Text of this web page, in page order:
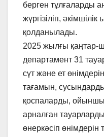
берген тұлғаларды
жүргізіліп,
қолданылады.
2025 жылғы қаңтар-
департамент 31
сүт және ет
тағамын,
қоспаларды,
арналған
өнеркәсіп өнімдерін